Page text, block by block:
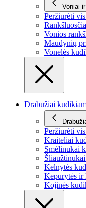
Voniai
Peržiūrėti
Vonios
Maudynių
Vonelės
Drabužiai
Peržiūrėti
Kraiteliai
Smėlinukai
Kelnytės
Kepurytės ir
Kojinės